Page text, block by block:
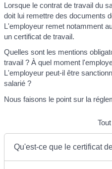
Lorsque le contrat de travail du
doit lui remettre des documents
L'employeur remet notamment
un certificat de travail.
Quelles sont les mentions
travail ? À quel moment
L'employeur peut-il être
salarié ?
Nous faisons le point sur la
Qu'est-ce que le certificat